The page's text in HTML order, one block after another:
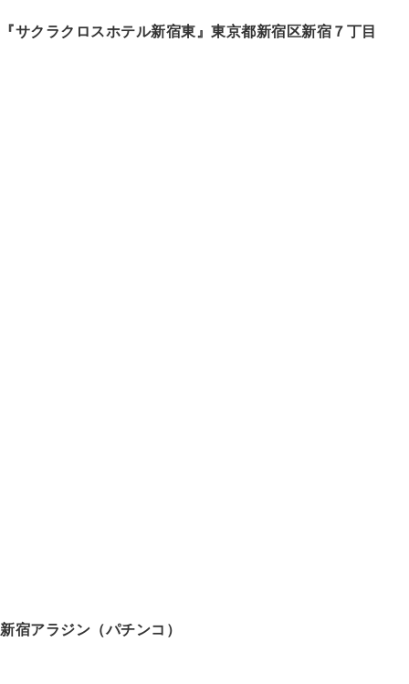
『サクラクロスホテル新宿東』東京都新宿区新宿７丁目
新宿アラジン（パチンコ）